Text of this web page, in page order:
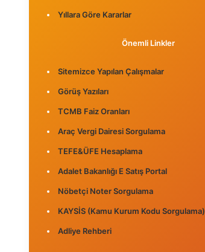
Yıllara Göre Kararlar
Önemli Linkler
Sitemizce Yapılan Çalışmalar
Görüş Yazıları
TCMB Faiz Oranları
Araç Vergi Dairesi Sorgulama
TEFE&ÜFE Hesaplama
Adalet Bakanlığı E Satış Portal
Nöbetçi Noter Sorgulama
KAYSİS (Kamu Kurum Kodu Sorgulama)
Adliye Rehberi